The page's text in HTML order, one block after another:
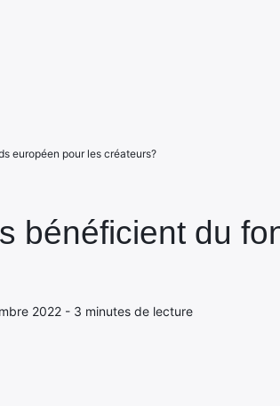
bénéficient du
2022 - 3 minutes de lecture
européen pour les créateurs?